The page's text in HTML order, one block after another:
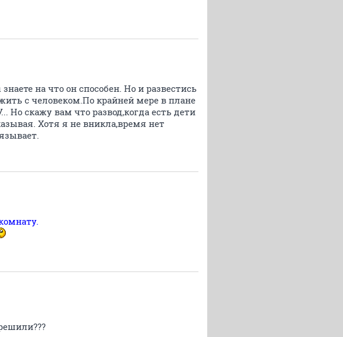
на что он способен. Но и развестись
с человеком.По крайней мере в плане
Но скажу вам что развод,когда есть дети
Хотя я не вникла,время нет